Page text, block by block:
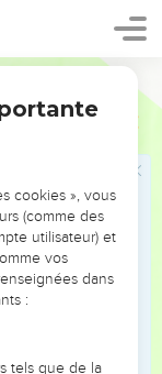
d’une
peuple et ton
récompenser
ainsi qu’à Noémi,
dans
Il montre
même
manifeste un
et le Dieu de
dans la
cookies », vous
(comme des
utilisateur) et
vos
dans
:
tels que de la